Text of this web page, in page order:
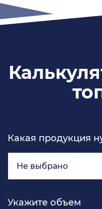
Какая продукция
Не выбрано
Укажите объем